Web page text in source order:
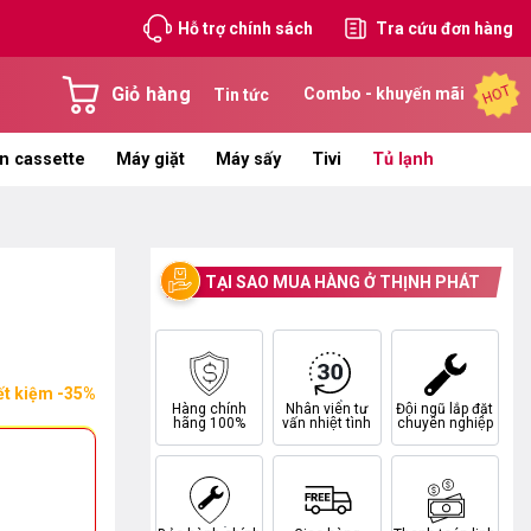
Hỗ trợ chính sách Tra cứu đơn hàng
Giỏ hàng Tin tức Combo - khuyến mãi HOT
cassette Máy giặt Máy sấy Tivi Tủ lạnh
kiệm -35%
TẠI SAO MUA HÀNG Ở THỊNH PHÁT
Hàng chính
hãng 100%
Nhân viên tư
vấn nhiệt tình
Đội ngũ lắp đặt
chuyên nghiệp